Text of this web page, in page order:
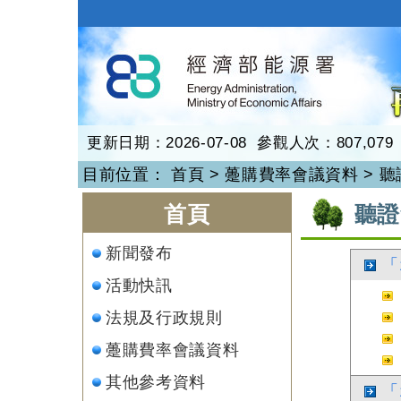
到
主
要
內
容
再生能源
更新日期：2026-07-08 參觀人次：807,079
目前位置： 首頁 > 躉購費率會議資料 > 聽
首頁
新聞發布
活動快訊
法規及行政規則
躉購費率會議資料
其他參考資料
聽